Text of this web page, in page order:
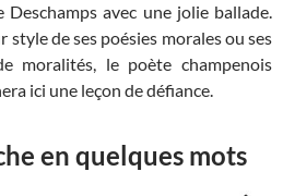
Deschamps avec une jolie ballade.
style de ses poésies morales ou ses
moralités, le poète champenois
ici une leçon de défiance.
en quelques mots